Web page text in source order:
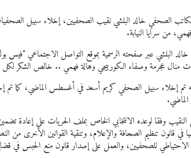
الصحفي خالد البلشي نقيب الصحفيين، إخلاء سبيل
من سرايا النيابة.
البلشي عبر صفحته الرسمية بموقع التواصل الاجتماعي
منال عجرمة وصفاء الكوربيجي وهالة فهمي .. خالص الشكر
تم إخلاء سبيل الصحفي كريم أسعد في أغسطس الماضي، كما تم
الماضي.
وفقا لوعده الانتخابي الخاص بملف الحريات على إعادة
في قانون تنظيم الصحافة والإعلام، وتنقية القوانين الأخرى من
للصحفيين، والعمل على إصدار قانون منع الحبس في